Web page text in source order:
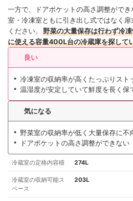
一方で、ドアポケットの高さ調整がで
室・冷凍室ともに引き出し式ではなく
ください。
野菜の大量保存は行わず冷
に使える容量400L台の冷蔵庫を探して
良い
冷凍室の収納率が高くたっぷりスト
温湿度が安定していて鮮度を長く保
気になる
野菜室の収納率が低く大量保存に不
ドアポケットの高さ調整ができない
冷蔵室の定格内容積 274L
冷蔵室の収納可能ス
ペース
203L